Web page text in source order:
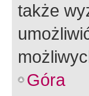
także
Góra